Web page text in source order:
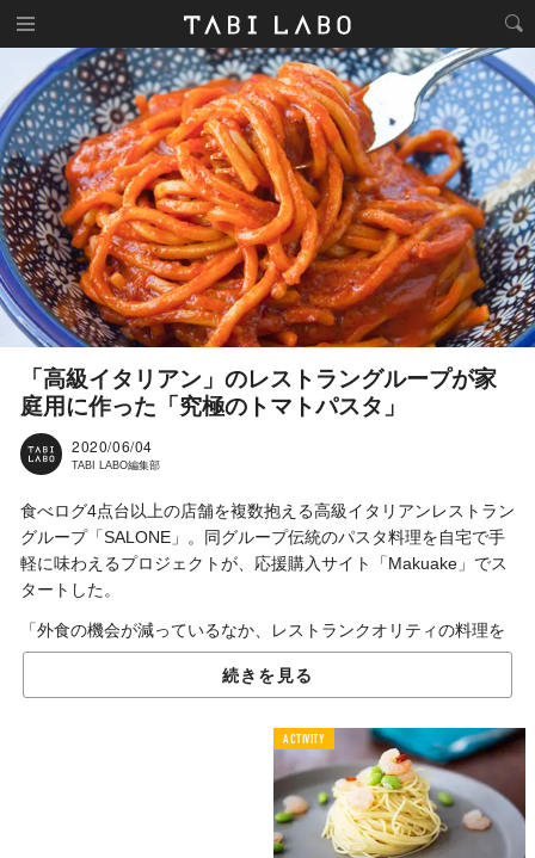
「高級イタリアン」のレストラングループが家
庭用に作った「究極のトマトパスタ」
2020/06/04
TABI LABO編集部
食べログ4点台以上の店舗を複数抱える高級イタリアンレストラン
グループ「SALONE」。同グループ伝統のパスタ料理を自宅で手
軽に味わえるプロジェクトが、応援購入サイト「Makuake」でス
タートした。
「外食の機会が減っているなか、レストランクオリティの料理を
食べてほしい」との想いで緊急開発されたのが、究極のトマトパ
ソースは玉ねぎ、人参、セロリを細かくカットし、ニンニク、ロ
ーリエ、オリーブオイルと一緒に8時間じっくりと炒め続けた香味
これにSALONEグループと浅草開化楼のタッグによる「低加水パ
スタフレスカ（自家製手打ちパスタ）」を合わせた。何百回と試
続きを見る
ACTIVITY